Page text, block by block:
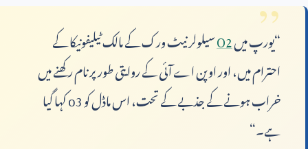
“یورپ میںO2سیلولر نیٹ ورک کے مالک ٹیلیفونیکا کے
احترام میں، اور اوپن اے آئی کے روایتی طور پر نام رکھنے میں
خراب ہونے کے جذبے کے تحت، اس ماڈل کوo3کہا گیا
ہے۔“